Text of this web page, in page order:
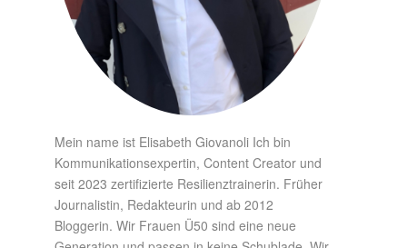
Mein name ist Elisabeth Giovanoli Ich bin
Kommunikationsexpertin, Content Creator und
seit 2023 zertifizierte Resilienztrainerin. Früher
Journalistin, Redakteurin und ab 2012
Bloggerin. Wir Frauen Ü50 sind eine neue